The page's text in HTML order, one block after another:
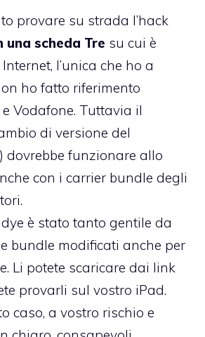
provare su strada l’hack
una scheda Tre su cui è
l’unica che ho a
ho fatto riferimento
Vodafone. Tuttavia il
di versione del
dovrebbe funzionare allo
con i carrier bundle degli
è stato tanto gentile da
bundle modificati anche per
Li potete scaricare dai link
provarli sul vostro iPad.
caso, a vostro rischio e